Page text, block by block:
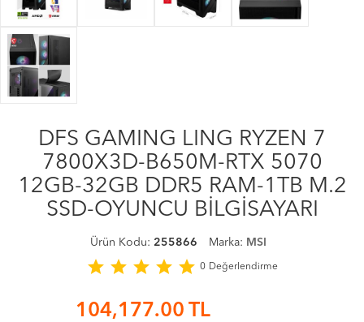
DFS GAMING LING RYZEN 7
7800X3D-B650M-RTX 5070
12GB-32GB DDR5 RAM-1TB M.2
SSD-OYUNCU BİLGİSAYARI
Ürün Kodu: 255866 Marka: MSI
star star star star star 0 Değerlendirme
104,177.00 TL